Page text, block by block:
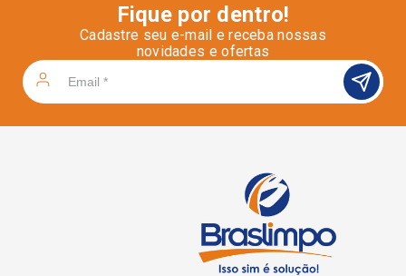
Fique por dentro!
Cadastre seu e-mail e receba nossas
novidades e ofertas